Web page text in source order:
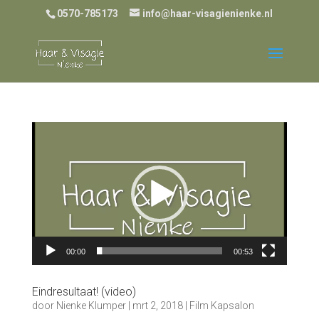
0570-785173 info@haar-visagienienke.nl
00:00 00:53
Eindresultaat! (video)
door Nienke Klumper| mrt 2, 2018| Film Kapsalon